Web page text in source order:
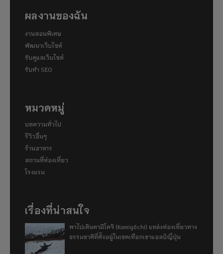
ผลงานของฉัน
งานสอนพิเศษ
พัฒนาเว็บไซต์
รับดูแลเว็บไซต์
รับทำ SEO
หมวดหมู่
บทความทั่วไป
รีวิวอื่นๆ
ร้านอาหาร
สถานที่ท่องเที่ยว
โรงแรม
เรื่องที่น่าสนใจ
พาไปเดินคามิโคจิ (Kamigōchi) แหล่งท่องเที่ยวทาง
ธรรมชาติที่ตั้งอยู่ในเขตเทือกเขาแอลป์ญี่ปุ่น